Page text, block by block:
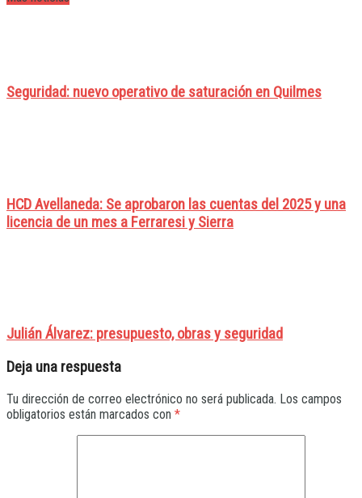
Seguridad: nuevo operativo de saturación en Quilmes
HCD Avellaneda: Se aprobaron las cuentas del 2025 y una
licencia de un mes a Ferraresi y Sierra
Julián Álvarez: presupuesto, obras y seguridad
Deja una respuesta
Tu dirección de correo electrónico no será publicada. Los campos
obligatorios están marcados con *